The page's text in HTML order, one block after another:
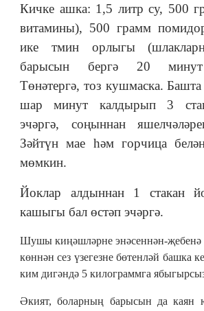
Кичке ашка: 1,5 литр су, 500
витамины), 500 грамм
ике тмин орлыгы
барысын бергә 20 минут
Төнәтергә, тоз кушмаска.
шар минут калдырып 3
эчәргә, соңыннан
Зәйтүн мае һәм горчица
мөмкин.
Йоклар алдыннан 1 стакан
кашыгы бал өстәп эчәргә.
Шушы киңәшләрне энәсеннән-җебенә
көннән сез үзегезне бөтенләй башка
ким дигәндә 5 килограммга
Әкият, боларның барысын да каян